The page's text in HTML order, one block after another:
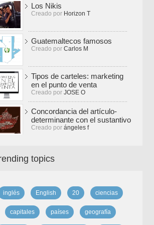
Los Nikis
Creado por Horizon T
Guatemaltecos famosos
Creado por Carlos M
Tipos de carteles: marketing
en el punto de venta
Creado por JOSE O
Concordancia del artículo-
determinante con el sustantivo
Creado por ángeles f
topics
inglés English 20 ciencias
capitales países geografía